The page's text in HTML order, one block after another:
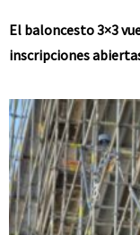
El baloncesto 3×3
inscripciones